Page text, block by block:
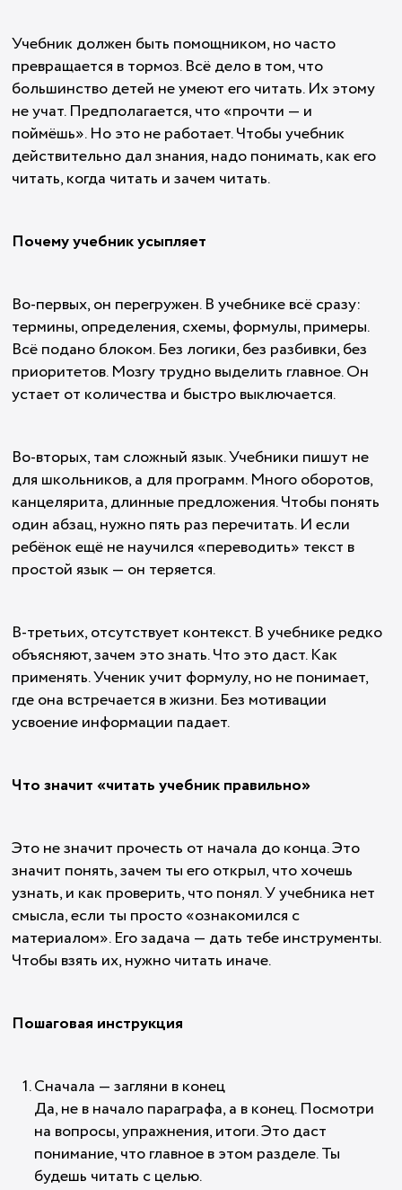
Учебник должен быть помощником, но часто
превращается в тормоз. Всё дело в том, что
большинство детей не умеют его читать. Их этому
не учат. Предполагается, что «прочти — и
поймёшь». Но это не работает. Чтобы учебник
действительно дал знания, надо понимать, как его
читать, когда читать и зачем читать.
Почему учебник усыпляет
Во-первых, он перегружен. В учебнике всё сразу:
термины, определения, схемы, формулы, примеры.
Всё подано блоком. Без логики, без разбивки, без
приоритетов. Мозгу трудно выделить главное. Он
устает от количества и быстро выключается.
Во-вторых, там сложный язык. Учебники пишут не
для школьников, а для программ. Много оборотов,
канцелярита, длинные предложения. Чтобы понять
один абзац, нужно пять раз перечитать. И если
ребёнок ещё не научился «переводить» текст в
простой язык — он теряется.
В-третьих, отсутствует контекст. В учебнике редко
объясняют, зачем это знать. Что это даст. Как
применять. Ученик учит формулу, но не понимает,
где она встречается в жизни. Без мотивации
усвоение информации падает.
Что значит «читать учебник правильно»
Это не значит прочесть от начала до конца. Это
значит понять, зачем ты его открыл, что хочешь
узнать, и как проверить, что понял. У учебника нет
смысла, если ты просто «ознакомился с
материалом». Его задача — дать тебе инструменты.
Чтобы взять их, нужно читать иначе.
Пошаговая инструкция
Сначала — загляни в конец
Да, не в начало параграфа, а в конец. Посмотри
на вопросы, упражнения, итоги. Это даст
понимание, что главное в этом разделе. Ты
будешь читать с целью.